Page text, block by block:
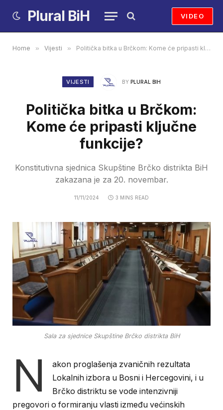
Plural BiH VIDEO
Home » Vijesti » Politička bitka u Brčkom: Kome će pripasti ključne funkcije?
VIJESTI BY PLURAL BIH
Politička bitka u Brčkom:
Kome će pripasti ključne
funkcije?
Konstitutivna sjednica Skupštine Brčko distrikta BiH
zakazana je za 20. novembar.
11/11/2024 3 MINS READ
Sala za sjednice Skupštine Brčko distrikta BiH
N
akon proglašenja zvaničnih rezultata
Lokalnih izbora u Bosni i Hercegovini, i u
Brčko distriktu se vode intenzivniji
pregovori o formiranju vlasti između većinskih